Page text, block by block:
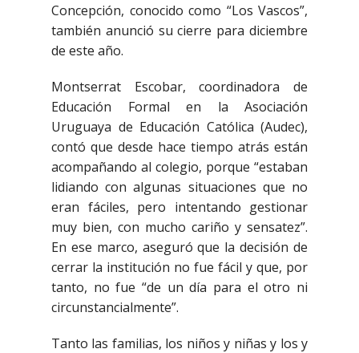
Concepción, conocido como “Los Vascos”,
también anunció su cierre para diciembre
de este año.
Montserrat Escobar, coordinadora de
Educación Formal en la Asociación
Uruguaya de Educación Católica (Audec),
contó que desde hace tiempo atrás están
acompañando al colegio, porque “estaban
lidiando con algunas situaciones que no
eran fáciles, pero intentando gestionar
muy bien, con mucho cariño y sensatez”.
En ese marco, aseguró que la decisión de
cerrar la institución no fue fácil y que, por
tanto, no fue “de un día para el otro ni
circunstancialmente”.
Tanto las familias, los niños y niñas y los y